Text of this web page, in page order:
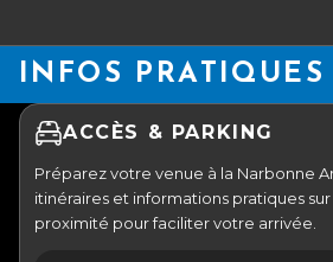
INFOS PRATIQUES
ACCÈS & PARKING
Préparez votre venue à la Narbonne
itinéraires et informations pratiques
proximité pour faciliter votre arrivée.